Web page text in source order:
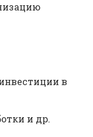
в
и др.